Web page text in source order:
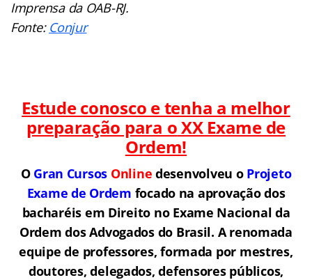
Imprensa da OAB-RJ.
Fonte: Conjur
Estude conosco e tenha a melhor
preparação para oXX Exame de
Ordem!
O Gran Cursos Online desenvolveu o Projeto
Exame de Ordem focado na aprovação dos
bacharéis em Direito no Exame Nacional da
Ordem dos Advogados do Brasil. A renomada
equipe de professores, formada por mestres,
doutores, delegados, defensores públicos,